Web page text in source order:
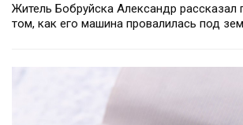
Житель Бобруйска Александр рассказал
том, как его машина провалилась под